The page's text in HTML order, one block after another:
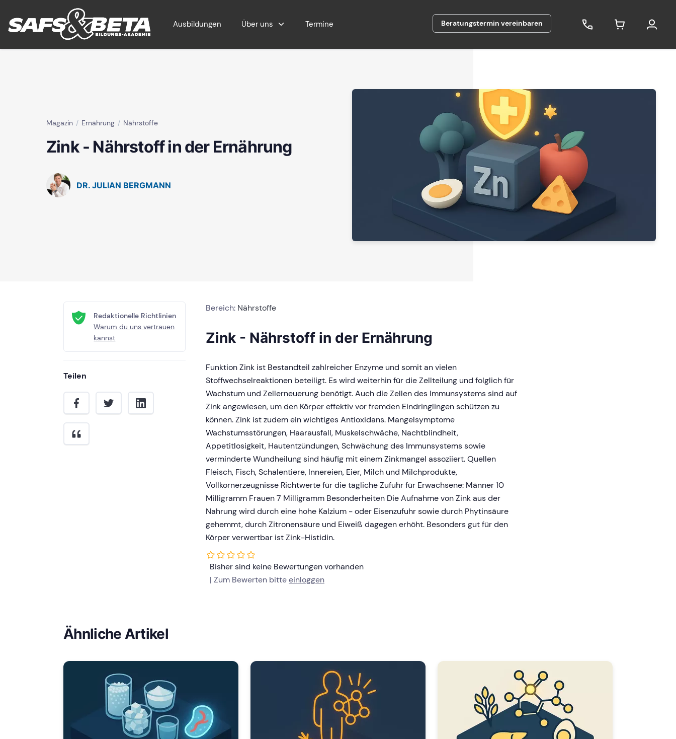
Ausbildungen Über uns Termine Beratungstermin vereinbaren
Magazin Ernährung Nährstoffe
Zink - Nährstoff in der Ernährung
DR. JULIAN BERGMANN
Redaktionelle Richtlinien
Warum du uns vertrauen
kannst
Teilen
Bereich: Nährstoffe
Zink - Nährstoff in der Ernährung
Funktion Zink ist Bestandteil zahlreicher Enzyme und somit an vielen
Stoffwechselreaktionen beteiligt. Es wird weiterhin für die Zellteilung und folglich für
Wachstum und Zellerneuerung benötigt. Auch die Zellen des Immunsystems sind auf
Zink angewiesen, um den Körper effektiv vor fremden Eindringlingen schützen zu
können. Zink ist zudem ein wichtiges Antioxidans. Mangelsymptome
Wachstumsstörungen, Haarausfall, Muskelschwäche, Nachtblindheit,
Appetitlosigkeit, Hautentzündungen, Schwächung des Immunsystems sowie
verminderte Wundheilung sind häufig mit einem Zinkmangel assoziiert. Quellen
Fleisch, Fisch, Schalentiere, Innereien, Eier, Milch und Milchprodukte,
Vollkornerzeugnisse Richtwerte für die tägliche Zufuhr für Erwachsene: Männer 10
Milligramm Frauen 7 Milligramm Besonderheiten Die Aufnahme von Zink aus der
Nahrung wird durch eine hohe Kalzium - oder Eisenzufuhr sowie durch Phytinsäure
gehemmt, durch Zitronensäure und Eiweiß dagegen erhöht. Besonders gut für den
Körper verwertbar ist Zink-Histidin.
Bisher sind keine Bewertungen vorhanden
| Zum Bewerten bitteeinloggen
Ähnliche Artikel